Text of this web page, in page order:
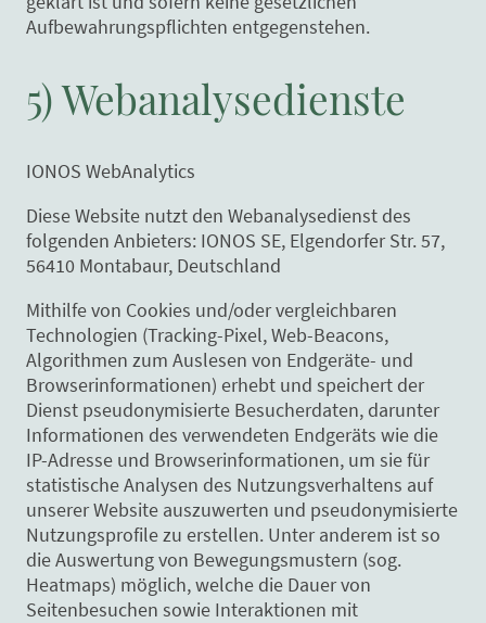
Aufbewahrungspflichten entgegenstehen.
5) Webanalysedienste
IONOS WebAnalytics
Diese Website nutzt den Webanalysedienst des
folgenden Anbieters: IONOS SE, Elgendorfer Str. 57,
56410 Montabaur, Deutschland
Mithilfe von Cookies und/oder vergleichbaren
Technologien (Tracking-Pixel, Web-Beacons,
Algorithmen zum Auslesen von Endgeräte- und
Browserinformationen) erhebt und speichert der
Dienst pseudonymisierte Besucherdaten, darunter
Informationen des verwendeten Endgeräts wie die
IP-Adresse und Browserinformationen, um sie für
statistische Analysen des Nutzungsverhaltens auf
unserer Website auszuwerten und pseudonymisierte
Nutzungsprofile zu erstellen. Unter anderem ist so
die Auswertung von Bewegungsmustern (sog.
Heatmaps) möglich, welche die Dauer von
Seitenbesuchen sowie Interaktionen mit